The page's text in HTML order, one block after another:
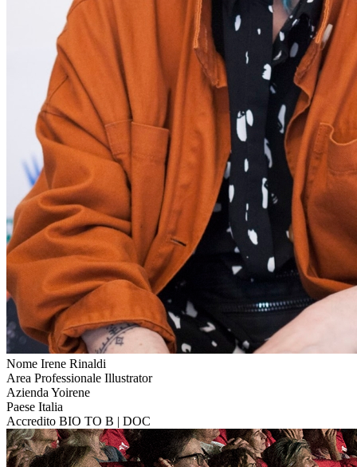
Nome Irene Rinaldi
Area Professionale Illustrator
Azienda Yoirene
Paese Italia
Accredito BIO TO B | DOC